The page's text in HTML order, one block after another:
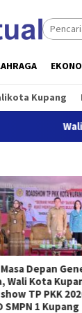
Kupang
Wali Kota
Kondisi
Undana